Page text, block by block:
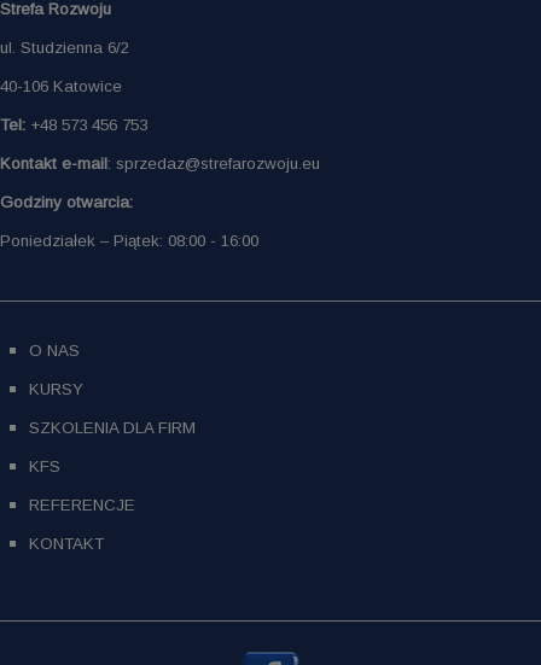
Strefa Rozwoju
ul. Studzienna 6/2
40-106 Katowice
Tel: +48 573 456 753
Kontakt e-mail: sprzedaz@strefarozwoju.eu
Godziny otwarcia:
Poniedziałek – Piątek: 08:00 - 16:00
O NAS
KURSY
SZKOLENIA DLA FIRM
KFS
REFERENCJE
KONTAKT